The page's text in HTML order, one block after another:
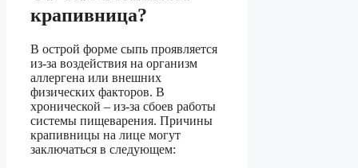
крапивница?
В острой форме сыпь проявляется
из-за воздействия на организм
аллергена или внешних
физических факторов. В
хронической – из-за сбоев работы
системы пищеварения. Причины
крапивницы на лице могут
заключаться в следующем: